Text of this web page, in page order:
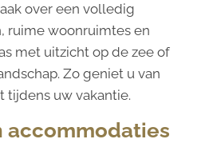
over een volledig
ruime woonruimtes en
met uitzicht op de zee of
Zo geniet u van
tijdens uw vakantie.
accommodaties